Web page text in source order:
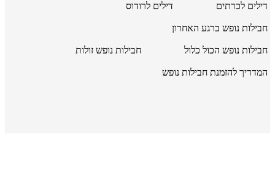
דילים לכרתים דילים לרודוס
חבילות נופש ברגע האחרון
חבילות נופש הכול כלול חבילות נופש זולות
המדריך להזמנת חבילות נופש